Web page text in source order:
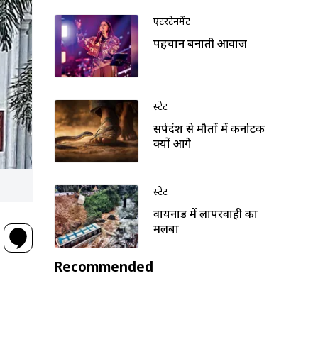
एंटरटेनमेंट
पहचान बनाती आवाज
स्टेट
सर्पदंश से मौतों में कर्नाटक
क्यों आगे
स्टेट
वायनाड में लापरवाही का
मलबा
Recommended